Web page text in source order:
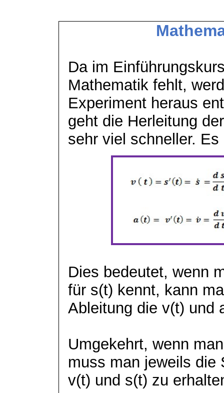
Da im
Mathematik fehlt,
Experiment heraus
geht die Herleitung
sehr viel schneller.
Dies bedeutet, wenn
für s(t) kennt, kann
Ableitung die v(t) und
Umgekehrt, wenn
muss man jeweils die
v(t) und s(t) zu